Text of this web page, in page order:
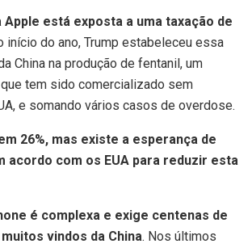
Apple está exposta a uma taxação de
início do ano, Trump estabeleceu essa
China na produção de fentanil, um
tem sido comercializado sem
e somando vários casos de overdose.
26%, mas existe a esperança de
acordo com os EUA para reduzir esta
é complexa e exige centenas de
vindos da China. Nos últimos